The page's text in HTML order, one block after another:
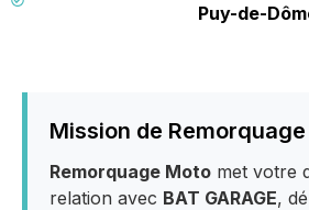
Puy-de-
Mission de
Remorquage Moto met votre
relation avec BAT GARAGE,